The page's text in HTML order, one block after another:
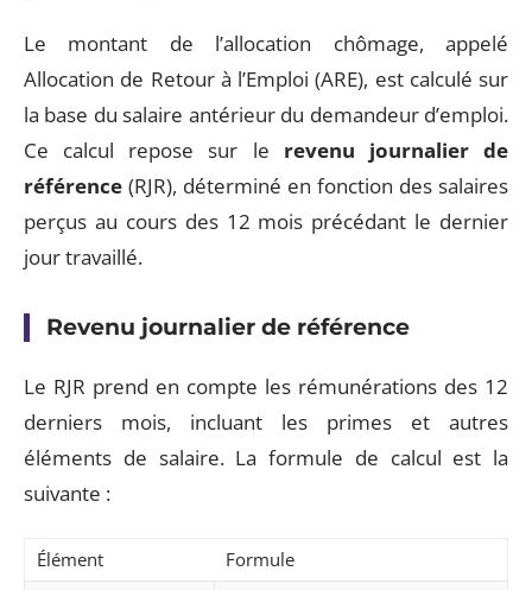
Le montant de l’allocation chômage, appelé
Allocation de Retour à l’Emploi (ARE), est calculé sur
la base du salaire antérieur du demandeur d’emploi.
Ce calcul repose sur le revenu journalier de
référence (RJR), déterminé en fonction des salaires
perçus au cours des 12 mois précédant le dernier
jour travaillé.
Revenu journalier de référence
Le RJR prend en compte les rémunérations des 12
derniers mois, incluant les primes et autres
éléments de salaire. La formule de calcul est la
suivante :
Élément Formule